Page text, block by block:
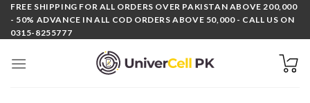
Skip
content
FREE SHIPPING FOR ALL ORDERS OVER PAKISTAN ABOVE 200,000
- 50% ADVANCE IN ALL COD ORDERS ABOVE 50,000 - CALL US ON
0315-8255777